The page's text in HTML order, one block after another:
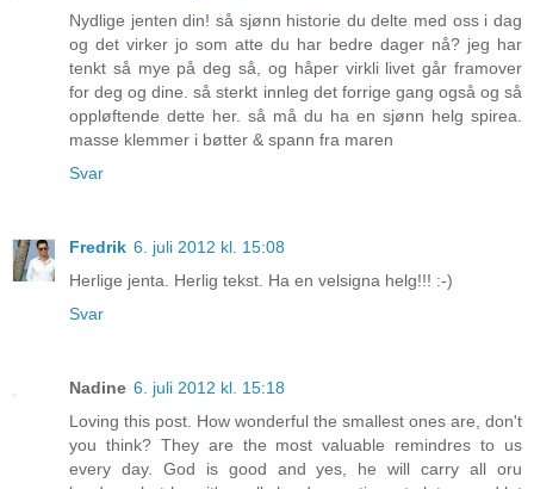
Nydlige jenten din! så sjønn historie du delte med oss i dag
og det virker jo som atte du har bedre dager nå? jeg har
tenkt så mye på deg så, og håper virkli livet går framover
for deg og dine. så sterkt innleg det forrige gang også og så
oppløftende dette her. så må du ha en sjønn helg spirea.
masse klemmer i bøtter & spann fra maren
Svar
Fredrik 6. juli 2012 kl. 15:08
Herlige jenta. Herlig tekst. Ha en velsigna helg!!! :-)
Svar
Nadine 6. juli 2012 kl. 15:18
Loving this post. How wonderful the smallest ones are, don't
you think? They are the most valuable remindres to us
every day. God is good and yes, he will carry all oru